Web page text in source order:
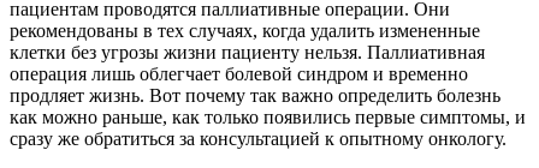
пациентам проводятся паллиативные операции. Они
рекомендованы в тех случаях, когда удалить измененные
клетки без угрозы жизни пациенту нельзя. Паллиативная
операция лишь облегчает болевой синдром и временно
продляет жизнь. Вот почему так важно определить болезнь
как можно раньше, как только появились первые симптомы, и
сразу же обратиться за консультацией к опытному онкологу.